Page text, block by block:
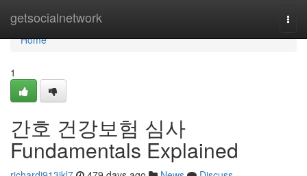
getsocialnetwork
Home
Home
1
간호 건강보험 심사
Fundamentals Explained